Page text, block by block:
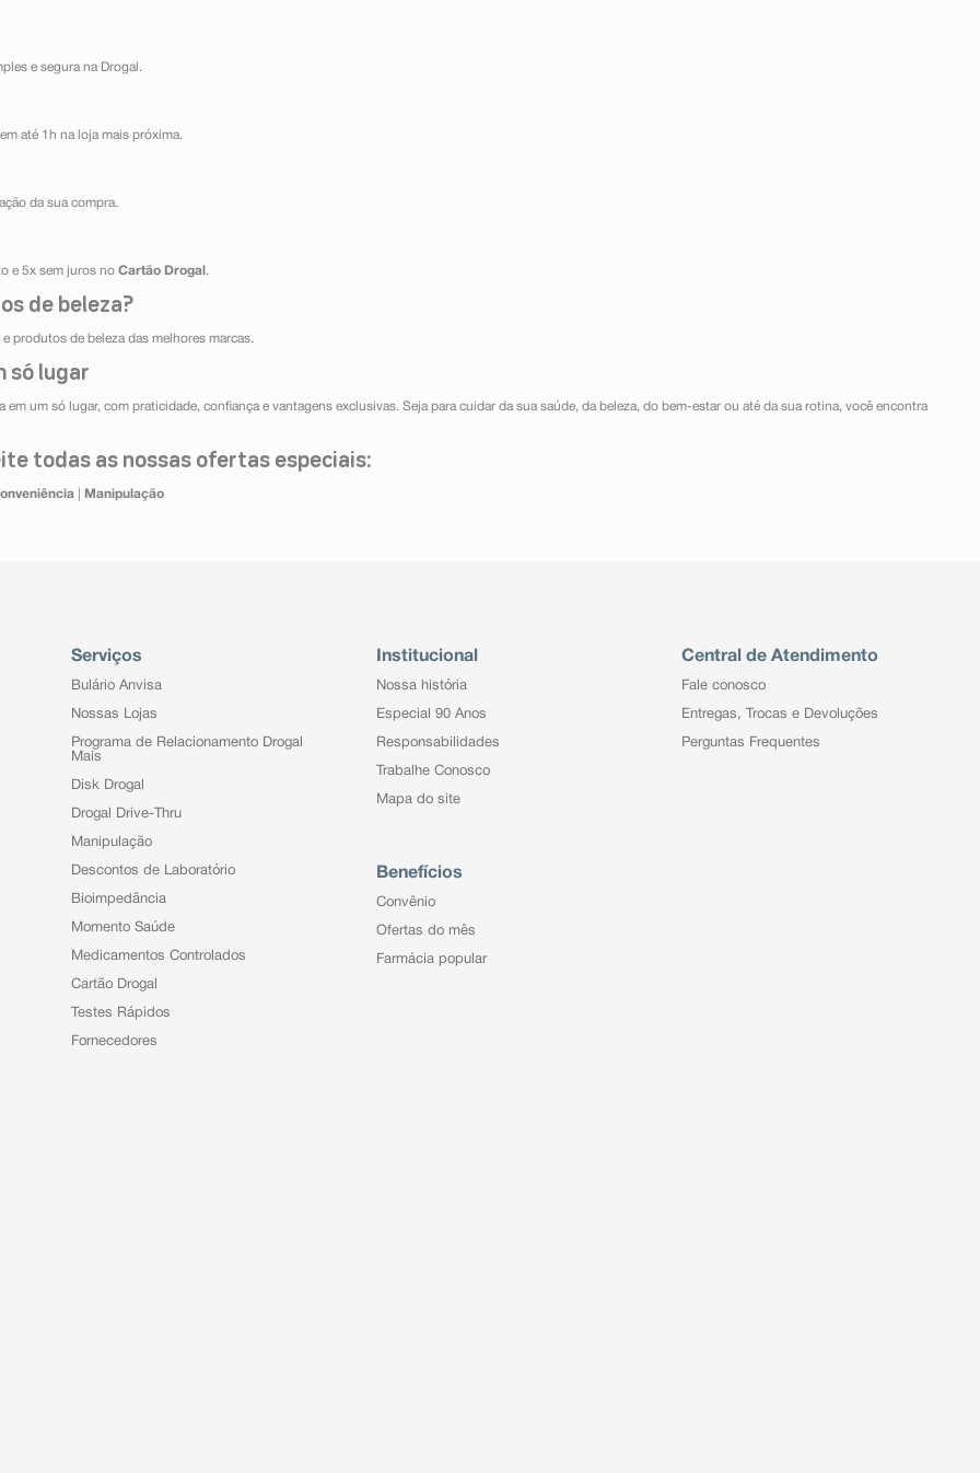
e segura na Drogal.
até 1h na loja mais próxima.
da sua compra.
e 5x sem juros no Cartão Drogal .
de beleza?
e produtos de beleza das melhores marcas.
só lugar
um só lugar, com praticidade, confiança e vantagens exclusivas. Seja para cuidar da sua saúde, da beleza, do bem-estar ou até da sua rotina, você encontra
todas as nossas ofertas especiais:
Manipulação
Serviços
Bulário Anvisa
Nossas Lojas
Programa de Relacionamento Drogal
Mais
Disk Drogal
Drogal Drive-Thru
Manipulação
Descontos de Laboratório
Bioimpedância
Momento Saúde
Medicamentos Controlados
Cartão Drogal
Testes Rápidos
Fornecedores
Institucional
Nossa história
Especial 90 Anos
Responsabilidades
Trabalhe Conosco
Mapa do site
Benefícios
Convênio
Ofertas do mês
Farmácia popular
Central de Atendimento
Fale conosco
Entregas, Trocas e Devoluções
Perguntas Frequentes